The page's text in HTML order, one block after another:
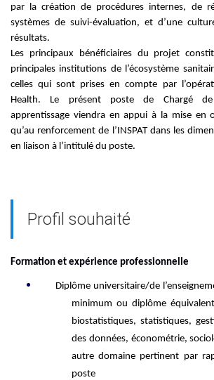
par la création de procédures internes, de
systèmes de suivi-évaluation, et d’une
résultats.
Les principaux bénéficiaires du projet
principales institutions de l’écosystème
celles qui sont prises en compte par
Health. Le présent poste de Chargé
apprentissage viendra en appui à la mise
qu’au renforcement de l’INSPAT dans les
en liaison à l’intitulé du poste.
Profil souhaité
Formation et expérience professionnelle
Diplôme universitaire/de
minimum ou diplôme équivalent
biostatistiques, statistiques,
des données, économétrie,
autre domaine pertinent par
poste